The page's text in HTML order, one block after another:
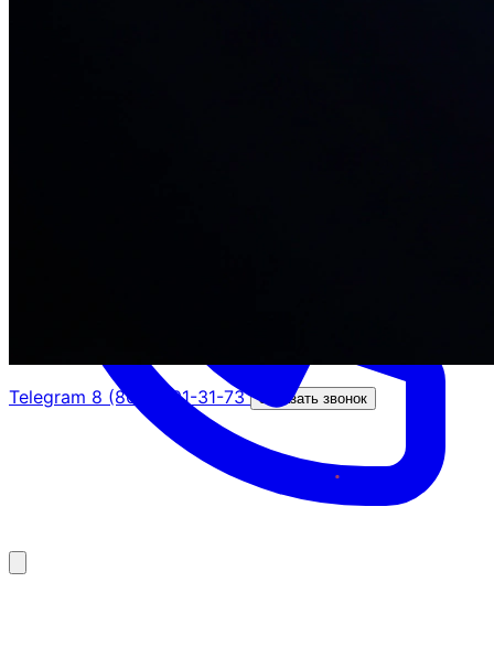
Telegram 8 (800) 201-31-73 Заказать звонок